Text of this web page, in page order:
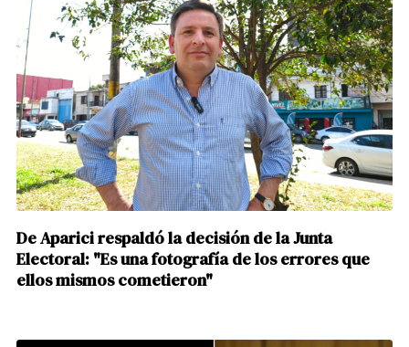
De Aparici respaldó la decisión de la Junta
Electoral: "Es una fotografía de los errores que
ellos mismos cometieron"